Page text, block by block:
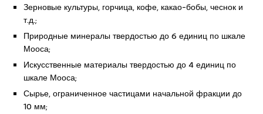
Зерновые культуры, горчица, кофе, какао-бобы, чеснок и
т.д.;
Природные минералы твердостью до 6 единиц по шкале
Мооса;
Искусственные материалы твердостью до 4 единиц по
шкале Мооса;
Сырье, ограниченное частицами начальной фракции до
10 мм;